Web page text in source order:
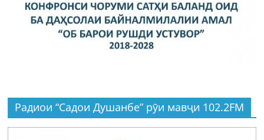
Радиои “Садои Душанбе” рӯи мавҷи 102.2FM